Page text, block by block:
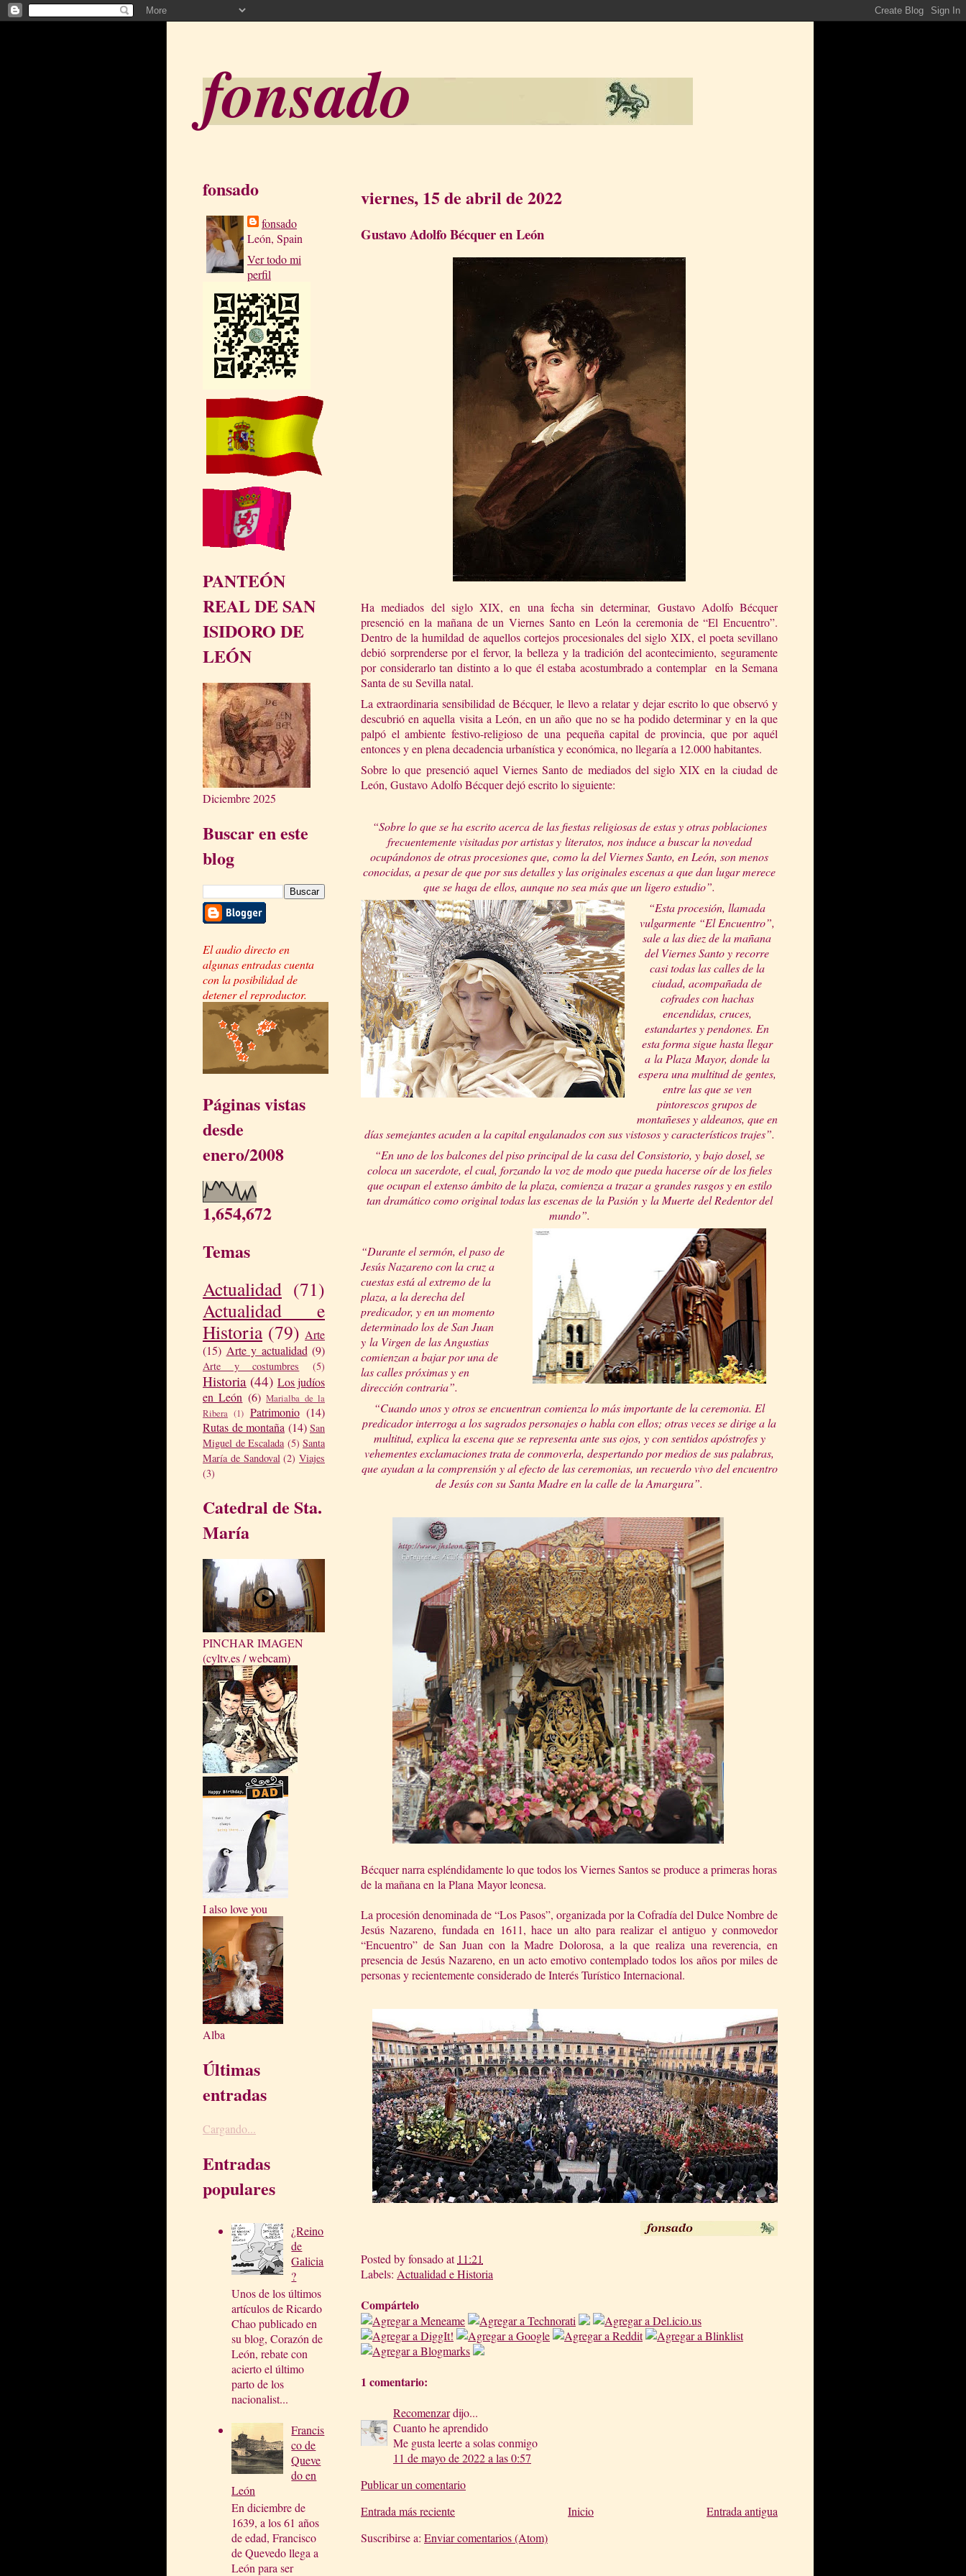
fonsado
fonsado
fonsado
León, Spain
Ver todo mi
perfil
PANTEÓN
REAL DE SAN
ISIDORO DE
LEÓN
Diciembre 2025
Buscar en este
blog
El audio directo en
algunas entradas cuenta
con la posibilidad de
detener el reproductor.
Páginas vistas
desde
enero/2008
1,654,672
Temas
Actualidad (71)
Actualidad e
Historia (79) Arte
(15) Arte y actualidad (9)
Arte y costumbres (5)
Historia (44) Los judíos
en León (6) Marialba de la
Ribera (1) Patrimonio (14)
Rutas de montaña (14) San
Miguel de Escalada (5) Santa
María de Sandoval (2) Viajes
(3)
Catedral de Sta.
María
PINCHAR IMAGEN
(cyltv.es / webcam)
I also love you
Alba
Últimas
entradas
Cargando...
Entradas
populares
¿Reino
de
Galicia
?
Unos de los últimos
artículos de Ricardo
Chao publicado en
su blog, Corazón de
León, rebate con
acierto el último
parto de los
nacionalist...
Francis
co de
Queve
do en
León
En diciembre de
1639, a los 61 años
de edad, Francisco
de Quevedo llega a
León para ser
viernes, 15 de abril de 2022
Gustavo Adolfo Bécquer en León
Ha mediados del siglo XIX, en una fecha sin determinar, Gustavo Adolfo Bécquer
presenció en la mañana de un Viernes Santo en León la ceremonia de “El Encuentro”.
Dentro de la humildad de aquellos cortejos procesionales del siglo XIX, el poeta sevillano
debió sorprenderse por el fervor, la belleza y la tradición del acontecimiento, seguramente
por considerarlo tan distinto a lo que él estaba acostumbrado a contemplar en la Semana
Santa de su Sevilla natal.
La extraordinaria sensibilidad de Bécquer, le llevo a relatar y dejar escrito lo que observó y
descubrió en aquella visita a León, en un año que no se ha podido determinar y en la que
palpó el ambiente festivo-religioso de una pequeña capital de provincia, que por aquél
entonces y en plena decadencia urbanística y económica, no llegaría a 12.000 habitantes.
Sobre lo que presenció aquel Viernes Santo de mediados del siglo XIX en la ciudad de
León, Gustavo Adolfo Bécquer dejó escrito lo siguiente:
“Sobre lo que se ha escrito acerca de las fiestas religiosas de estas y otras poblaciones
frecuentemente visitadas por artistas y literatos, nos induce a buscar la novedad
ocupándonos de otras procesiones que, como la del Viernes Santo, en León, son menos
conocidas, a pesar de que por sus detalles y las originales escenas a que dan lugar merece
que se haga de ellos, aunque no sea más que un ligero estudio”.
“Esta procesión, llamada
vulgarmente “El Encuentro”,
sale a las diez de la mañana
del Viernes Santo y recorre
casi todas las calles de la
ciudad, acompañada de
cofrades con hachas
encendidas, cruces,
estandartes y pendones. En
esta forma sigue hasta llegar
a la PlazaMayor, donde la
espera una multitud de gentes,
entre las que se ven
pintorescos grupos de
montañeses y aldeanos, que en
días semejantes acuden a la capital engalanados con sus vistosos y característicos trajes”.
“En uno de los balcones del piso principal de la casa del Consistorio, y bajo dosel, se
coloca un sacerdote, el cual, forzando la voz de modo que pueda hacerse oír de los fieles
que ocupan el extenso ámbito de la plaza, comienza a trazar a grandes rasgos y en estilo
tan dramático como original todas las escenas de la Pasióny la Muertedel Redentor del
mundo”.
“Durante el sermón, el paso de
Jesús Nazareno con la cruz a
cuestas está al extremo de la
plaza, a la derecha del
predicador, y en un momento
determinado los de San Juan
y la Virgen de las Angustias
comienzan a bajar por una de
las calles próximas y en
dirección contraria”.
“Cuando unos y otros se encuentran comienza lo más importante de la ceremonia. El
predicador interroga a los sagrados personajes o habla con ellos; otras veces se dirige a la
multitud, explica la escena que se representa ante sus ojos, y con sentidos apóstrofes y
vehementes exclamaciones trata de conmoverla, despertando por medios de sus palabras,
que ayudan a la comprensión y al efecto de las ceremonias, un recuerdo vivo del encuentro
de Jesús con su Santa Madre en la calle de la Amargura”.
Bécquer narra espléndidamente lo que todos los Viernes Santos se produce a primeras horas
de la mañana en la Plana Mayor leonesa.
La procesión denominada de “Los Pasos”, organizada por la Cofradía del Dulce Nombre de
Jesús Nazareno, fundada en 1611, hace un alto para realizar el antiguo y conmovedor
“Encuentro” de San Juan con la Madre Dolorosa, a la que realiza una reverencia, en
presencia de Jesús Nazareno, en un acto emotivo contemplado todos los años por miles de
personas y recientemente considerado de Interés Turístico Internacional.
Posted byfonsadoat 11:21
Labels: Actualidad e Historia
Compártelo
1 comentario:
Recomenzardijo...
Cuanto he aprendido
Me gusta leerte a solas conmigo
11 de mayo de 2022 a las 0:57
Publicar un comentario
Entrada más reciente
Entrada antigua
Inicio
Suscribirse a: Enviar comentarios (Atom)